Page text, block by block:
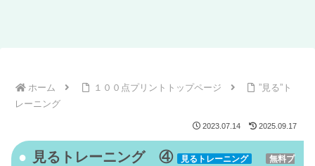
ホーム １００点プリントトップページ
”見る”ト
レーニング
2023.07.14 2025.09.17
見るトレーニング ④ 見るトレーニング
無料プ